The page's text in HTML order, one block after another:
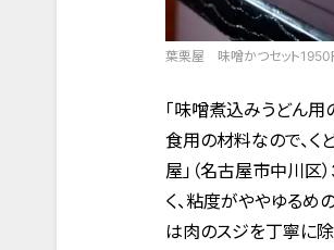
葉栗屋 味噌かつセット1950円
「味噌煮込みうどん
食用の材料なので、く
屋」（名古屋市中川
く、粘度がややゆるめ
は肉のスジを丁寧に除